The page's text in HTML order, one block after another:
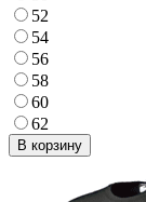
52
54
56
58
60
62
В корзину